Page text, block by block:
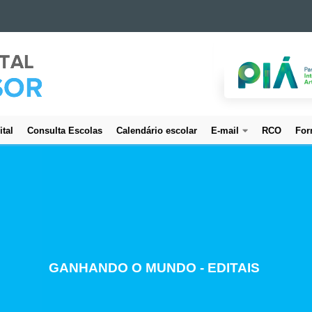
Consulta Escolas Calendário escolar E-mail RCO
ESTUDO E PLANEJAMENTO
GANHANDO O MUNDO - EDITAIS
CREDENCIAMENTO DE SERVIDORES
PROJETO BEM CUIDAR